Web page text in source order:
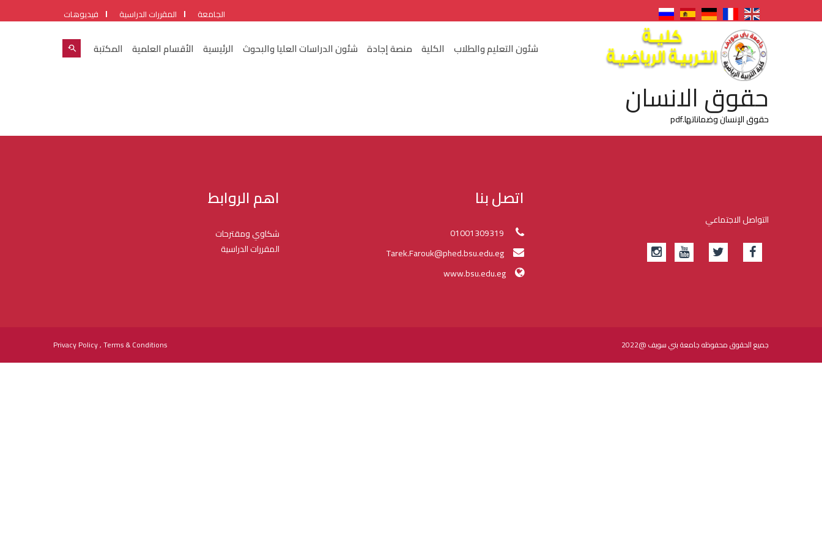
الجامعة المقررات الدراسية فيديوهات
شئون التعليم والطلاب الكلية منصة إجادة شئون الدراسات العليا والبحوث الرئيسية الأقسام العلمية المكتبة
حقوق الانسان
حقوق الإنسان وضماناتها.pdf
التواصل الاجتماعي
اتصل بنا
www.bsu.edu.eg
اهم الروابط
شكاوي ومقترحات
المقررات الدراسية
جميع الحقوق محفوظه جامعة بني سويف @2022 Privacy Policy , Terms & Conditions